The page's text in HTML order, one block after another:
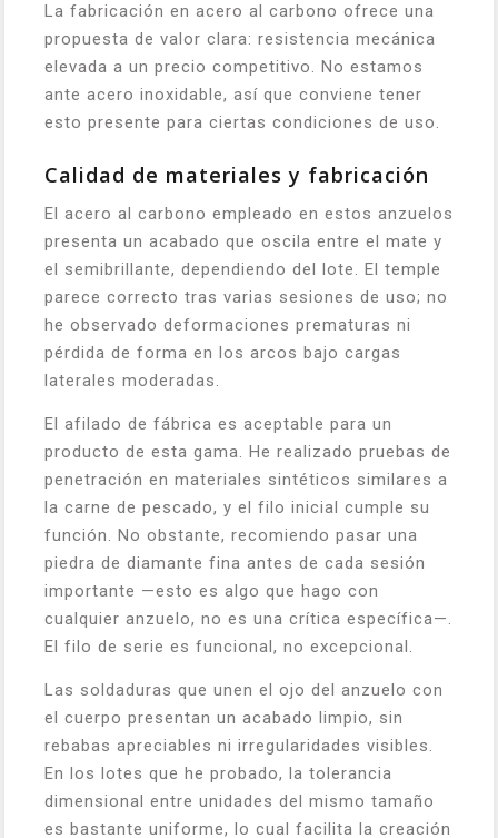
La fabricación en acero al carbono ofrece una
propuesta de valor clara: resistencia mecánica
elevada a un precio competitivo. No estamos
ante acero inoxidable, así que conviene tener
esto presente para ciertas condiciones de uso.
Calidad de materiales y fabricación
El acero al carbono empleado en estos anzuelos
presenta un acabado que oscila entre el mate y
el semibrillante, dependiendo del lote. El temple
parece correcto tras varias sesiones de uso; no
he observado deformaciones prematuras ni
pérdida de forma en los arcos bajo cargas
laterales moderadas.
El afilado de fábrica es aceptable para un
producto de esta gama. He realizado pruebas de
penetración en materiales sintéticos similares a
la carne de pescado, y el filo inicial cumple su
función. No obstante, recomiendo pasar una
piedra de diamante fina antes de cada sesión
importante —esto es algo que hago con
cualquier anzuelo, no es una crítica específica—.
El filo de serie es funcional, no excepcional.
Las soldaduras que unen el ojo del anzuelo con
el cuerpo presentan un acabado limpio, sin
rebabas apreciables ni irregularidades visibles.
En los lotes que he probado, la tolerancia
dimensional entre unidades del mismo tamaño
es bastante uniforme, lo cual facilita la creación